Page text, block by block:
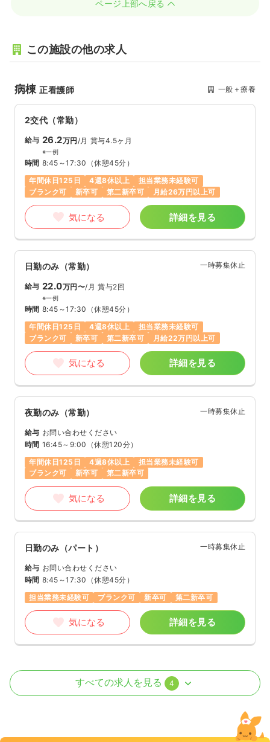
ページ上部へ戻る
この施設の他の求人
病棟正看護師 一般＋療養
2交代（常勤）
給与 26.2万円/月 賞与4.5ヶ月
※一例
時間 8:45～17:30 （休憩45分）
年間休日125日
4週8休以上
担当業務未経験可
ブランク可
新卒可 第二新卒可 月給26万円以上可
気になる 詳細を見る
日勤のみ（常勤） 一時募集休止
給与 22.0万円〜/月 賞与2回
※一例
時間 8:45～17:30 （休憩45分）
年間休日125日
4週8休以上
担当業務未経験可
ブランク可
新卒可 第二新卒可 月給22万円以上可
気になる 詳細を見る
夜勤のみ（常勤） 一時募集休止
給与 お問い合わせください
時間 16:45～9:00 （休憩120分）
年間休日125日
4週8休以上
担当業務未経験可
ブランク可
新卒可 第二新卒可
気になる 詳細を見る
日勤のみ（パート） 一時募集休止
給与 お問い合わせください
時間 8:45～17:30 （休憩45分）
担当業務未経験可
ブランク可 新卒可 第二新卒可
気になる 詳細を見る
外来 正・准看護師すべての求人を見る 4